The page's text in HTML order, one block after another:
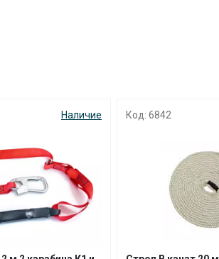
Наличие Код: 6842
8 800 302-02-51
plait.ru